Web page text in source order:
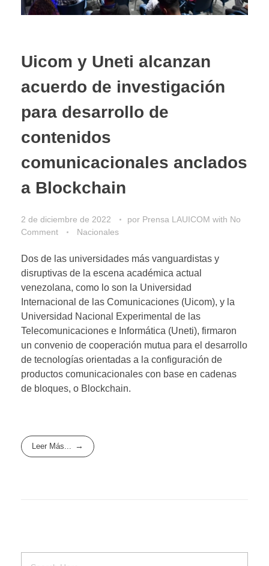
Uicom y Uneti alcanzan
acuerdo de investigación
para desarrollo de
contenidos
comunicacionales anclados
a Blockchain
2 de diciembre de 2022 por Prensa LAUICOM with No
Comment
Nacionales
Dos de las universidades más vanguardistas y
disruptivas de la escena académica actual
venezolana, como lo son la Universidad
Internacional de las Comunicaciones (Uicom), y la
Universidad Nacional Experimental de las
Telecomunicaciones e Informática (Uneti), firmaron
un convenio de cooperación mutua para el desarrollo
de tecnologías orientadas a la configuración de
productos comunicacionales con base en cadenas
de bloques, o Blockchain.
Leer Más...